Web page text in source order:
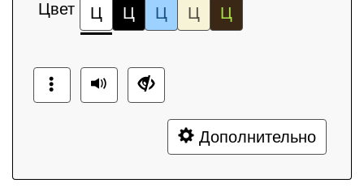
Цвет Ц Ц Ц Ц Ц
Дополнительно